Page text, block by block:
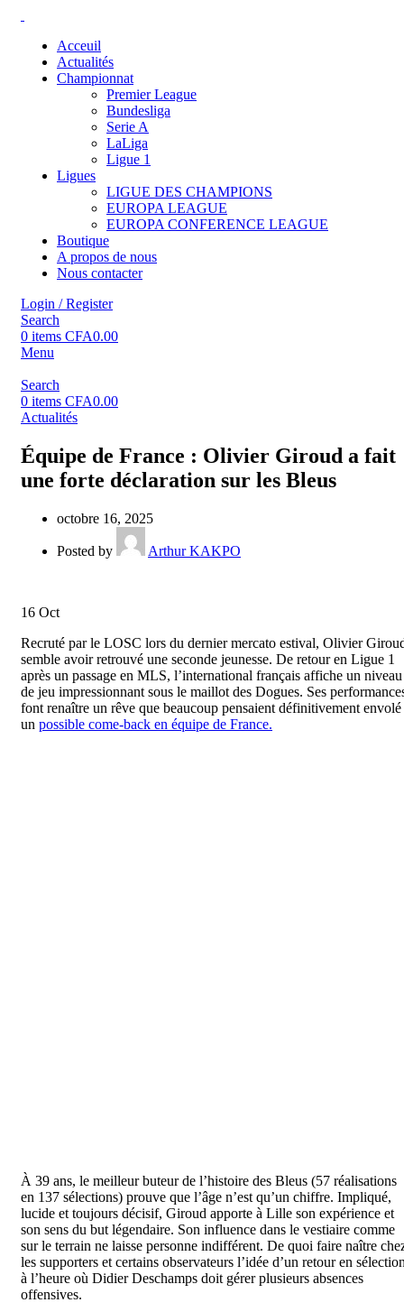
Acceuil
Actualités
Championnat
Premier League
Bundesliga
Serie A
LaLiga
Ligue 1
Ligues
LIGUE DES CHAMPIONS
EUROPA LEAGUE
EUROPA CONFERENCE LEAGUE
Boutique
A propos de nous
Nous contacter
Login / Register
Search
0 items CFA0.00
Menu
Search
0 items CFA0.00
Actualités
Équipe de France : Olivier Giroud a fait
une forte déclaration sur les Bleus
octobre 16, 2025
Posted by Arthur KAKPO
16 Oct
Recruté par le LOSC lors du dernier mercato estival, Olivier
semble avoir retrouvé une seconde jeunesse. De retour en Ligue 1
après un passage en MLS, l’international français affiche un niveau
de jeu impressionnant sous le maillot des Dogues. Ses
font renaître un rêve que beaucoup pensaient définitivement envolé
un possible come-back en équipe de France.
À 39 ans, le meilleur buteur de l’histoire des Bleus (57 réalisations
en 137 sélections) prouve que l’âge n’est qu’un chiffre. Impliqué,
lucide et toujours décisif, Giroud apporte à Lille son expérience et
son sens du but légendaire. Son influence dans le vestiaire comme
sur le terrain ne laisse personne indifférent. De quoi faire naître
les supporters et certains observateurs l’idée d’un retour en
à l’heure où Didier Deschamps doit gérer plusieurs absences
offensives.